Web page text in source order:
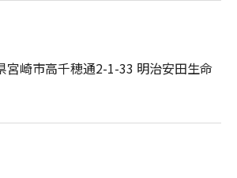
宮崎市高千穂通2-1-33 明治安田生命